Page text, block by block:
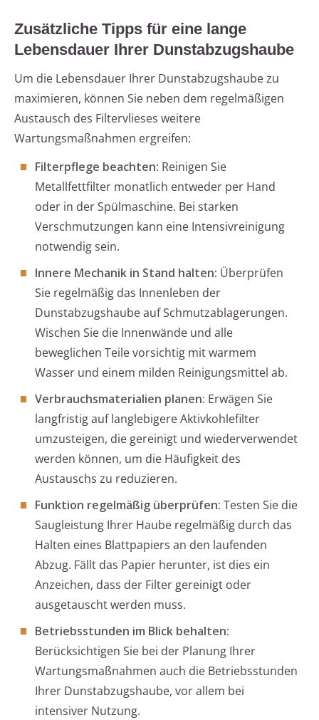
Zusätzliche Tipps für eine lange
Lebensdauer Ihrer Dunstabzugshaube
Um die Lebensdauer Ihrer Dunstabzugshaube zu
maximieren, können Sie neben dem regelmäßigen
Austausch des Filtervlieses weitere
Wartungsmaßnahmen ergreifen:
Filterpflege beachten: Reinigen Sie
Metallfettfilter monatlich entweder per Hand
oder in der Spülmaschine. Bei starken
Verschmutzungen kann eine Intensivreinigung
notwendig sein.
Innere Mechanik in Stand halten: Überprüfen
Sie regelmäßig das Innenleben der
Dunstabzugshaube auf Schmutzablagerungen.
Wischen Sie die Innenwände und alle
beweglichen Teile vorsichtig mit warmem
Wasser und einem milden Reinigungsmittel ab.
Verbrauchsmaterialien planen: Erwägen Sie
langfristig auf langlebigere Aktivkohlefilter
umzusteigen, die gereinigt und wiederverwendet
werden können, um die Häufigkeit des
Austauschs zu reduzieren.
Funktion regelmäßig überprüfen: Testen Sie die
Saugleistung Ihrer Haube regelmäßig durch das
Halten eines Blattpapiers an den laufenden
Abzug. Fällt das Papier herunter, ist dies ein
Anzeichen, dass der Filter gereinigt oder
ausgetauscht werden muss.
Betriebsstunden im Blick behalten:
Berücksichtigen Sie bei der Planung Ihrer
Wartungsmaßnahmen auch die Betriebsstunden
Ihrer Dunstabzugshaube, vor allem bei
intensiver Nutzung.